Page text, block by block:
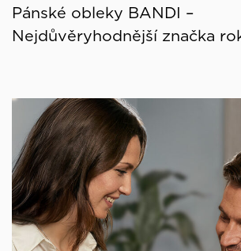
Pánské obleky BANDI –
Nejdůvěryhodnější značka